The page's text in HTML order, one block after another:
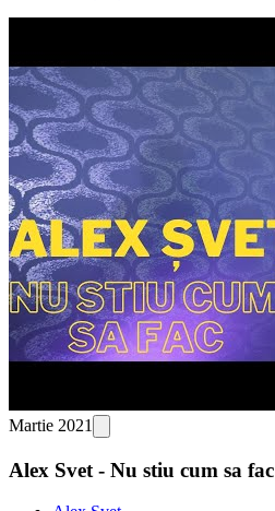
Martie 2021
Alex Svet - Nu stiu cum sa fac